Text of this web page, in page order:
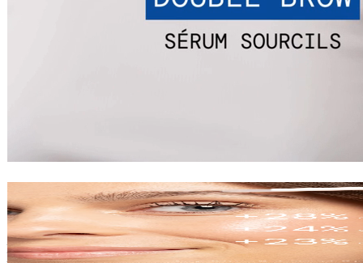
19,40 €15ml
Ajouter au panier
Le rituel complet pour des sourcils et des cils fortifiés. Ce duo